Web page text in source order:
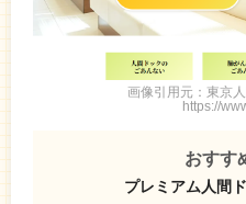
画像引用元：東京
https://
おすす
プレミアム人間